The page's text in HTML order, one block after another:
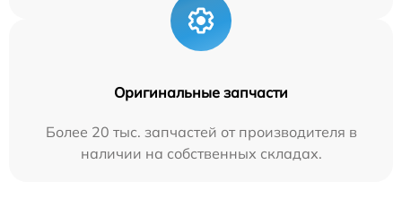
Оригинальные запчасти
Более 20 тыс. запчастей от производителя в
наличии на собственных складах.